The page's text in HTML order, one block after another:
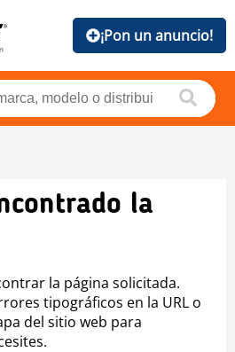
¡Pon un anuncio!
la
la página solicitada.
tipográficos en la URL o
del sitio web para